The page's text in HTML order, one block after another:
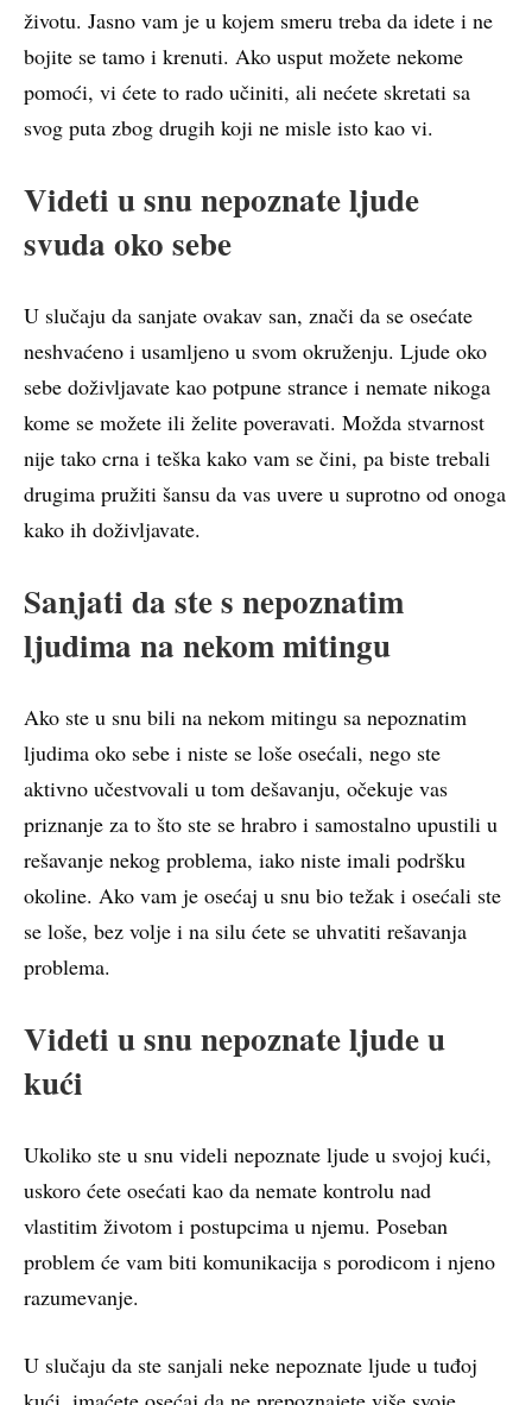
životu. Jasno vam je u kojem smeru treba da idete i ne
bojite se tamo i krenuti. Ako usput možete nekome
pomoći, vi ćete to rado učiniti, ali nećete skretati sa
svog puta zbog drugih koji ne misle isto kao vi.
Videti u snu nepoznate ljude
svuda oko sebe
U slučaju da sanjate ovakav san, znači da se osećate
neshvaćeno i usamljeno u svom okruženju. Ljude oko
sebe doživljavate kao potpune strance i nemate nikoga
kome se možete ili želite poveravati. Možda stvarnost
nije tako crna i teška kako vam se čini, pa biste trebali
drugima pružiti šansu da vas uvere u suprotno od onoga
kako ih doživljavate.
Sanjati da ste s nepoznatim
ljudima na nekom mitingu
Ako ste u snu bili na nekom mitingu sa nepoznatim
ljudima oko sebe i niste se loše osećali, nego ste
aktivno učestvovali u tom dešavanju, očekuje vas
priznanje za to što ste se hrabro i samostalno upustili u
rešavanje nekog problema, iako niste imali podršku
okoline. Ako vam je osećaj u snu bio težak i osećali ste
se loše, bez volje i na silu ćete se uhvatiti rešavanja
problema.
Videti u snu nepoznate ljude u
kući
Ukoliko ste u snu videli nepoznate ljude u svojoj kući,
uskoro ćete osećati kao da nemate kontrolu nad
vlastitim životom i postupcima u njemu. Poseban
problem će vam biti komunikacija s porodicom i njeno
razumevanje.
U slučaju da ste sanjali neke nepoznate ljude u tuđoj